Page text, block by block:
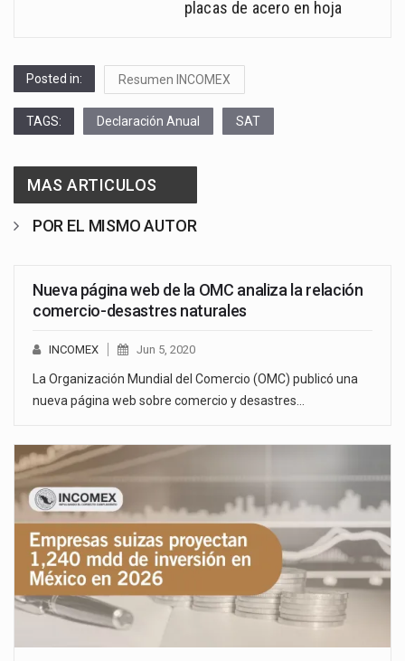
placas de acero en hoja
Posted in: Resumen INCOMEX
TAGS: Declaración Anual SAT
MAS ARTICULOS
POR EL MISMO AUTOR
Nueva página web de la OMC analiza la relación
comercio-desastres naturales
INCOMEX Jun 5, 2020
La Organización Mundial del Comercio (OMC) publicó una
nueva página web sobre comercio y desastres…